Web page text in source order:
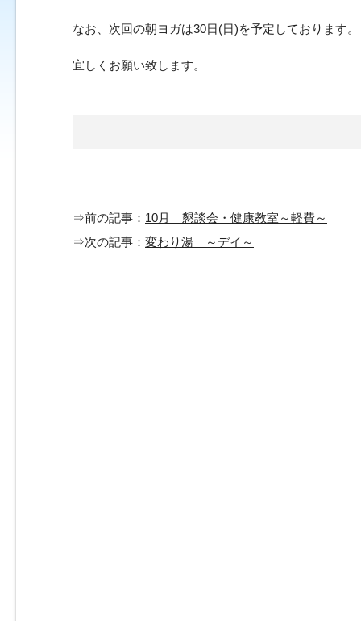
なお、次回の朝ヨガは30日(日)を予定しております。
宜しくお願い致します。
⇒前の記事： 10月 懇談会・健康教室～軽費～
⇒次の記事： 変わり湯 ～デイ～